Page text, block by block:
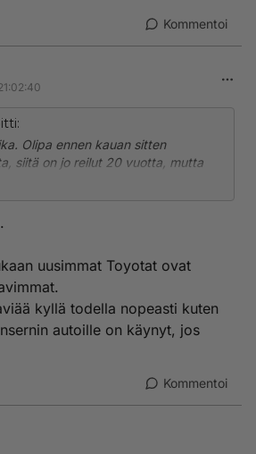
Kommentoi
Olipa ennen kauan sitten
siitä on jo reilut 20 vuotta, mutta
ja kouluttamattomassa
uusimmat Toyotat ovat
kyllä todella nopeasti kuten
autoille on käynyt, jos
Kommentoi